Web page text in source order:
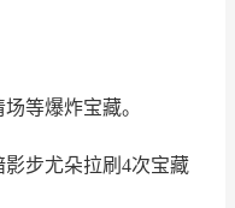
等爆炸宝藏。
步尤朵拉刷4次宝藏